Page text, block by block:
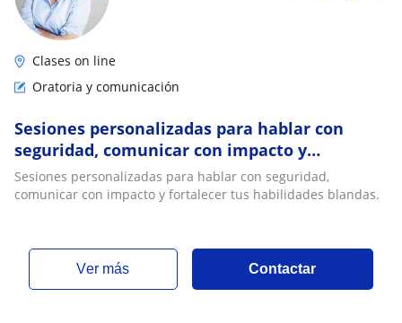
Clases on line
Oratoria y comunicación
Sesiones personalizadas para hablar con
seguridad, comunicar con impacto y
fortalecer tus habilidades blandas
Sesiones personalizadas para hablar con seguridad,
comunicar con impacto y fortalecer tus habilidades blandas.
ver más Contactar